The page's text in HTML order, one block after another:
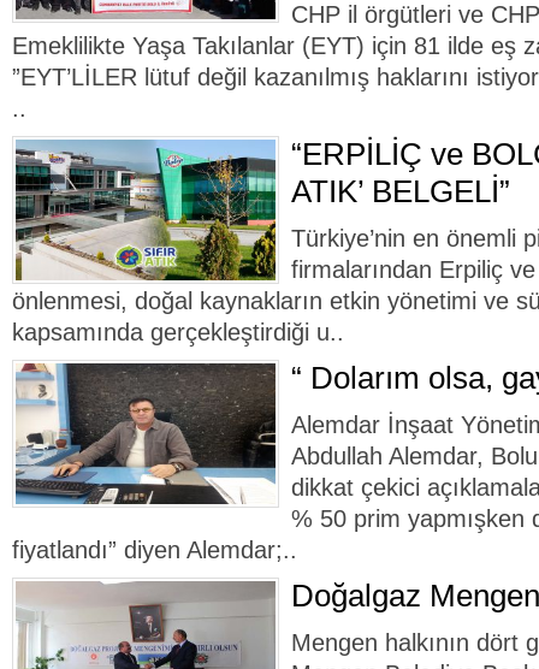
CHP il örgütleri ve
Emeklilikte Yaşa Takılanlar (EYT) için 81 ilde eş
”EYT’LİLER lütuf değil kazanılmış haklarını
..
“ERPİLİÇ ve
ATIK’ BELGELİ”
Türkiye’nin en önemli
firmalarından Erpiliç
önlenmesi, doğal kaynakların etkin yönetimi ve
kapsamında gerçekleştirdiği u..
“ Dolarım olsa,
Alemdar İnşaat
Abdullah Alemdar,
dikkat çekici
% 50 prim yapmışken
fiyatlandı” diyen Alemdar;..
Doğalgaz
Mengen halkının dört